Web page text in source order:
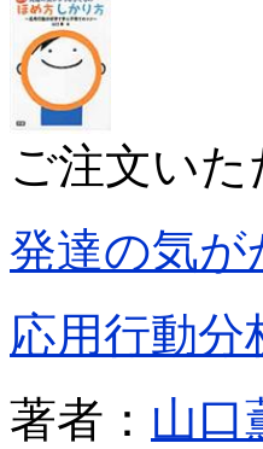
ご注文い
発達の気
応用行動
著者： 山口